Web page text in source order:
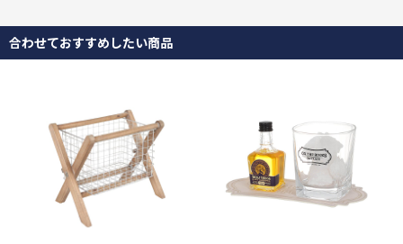
合わせておすすめしたい商品